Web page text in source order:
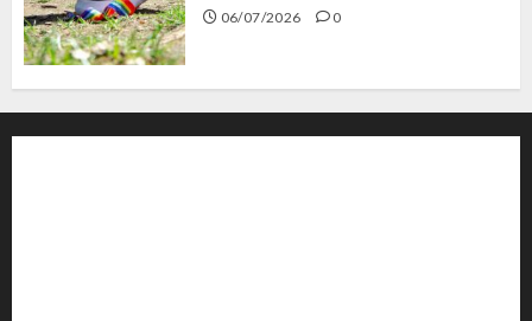
06/07/2026 0